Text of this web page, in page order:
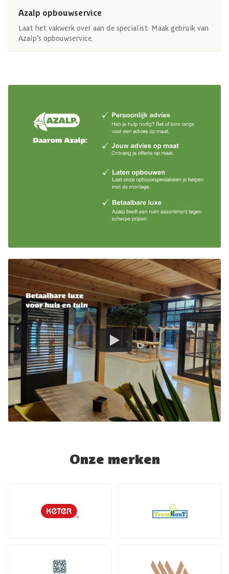
Azalp opbouwservice
Laat het vakwerk over aan de specialist. Maak gebruik van
Azalp’s opbouwservice.
Onze merken